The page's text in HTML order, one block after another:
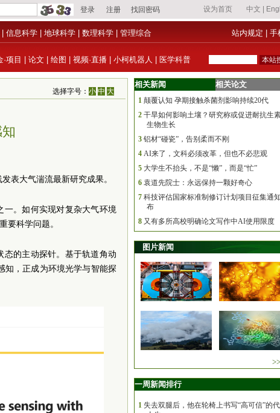
信息科学 地球科学 数理科学 管理综合 站内规定 手
·项目 论文 绘图 视频·直播 小柯机器人 医学科普
选择字号：小 中 大
表大气湍流最新研究成果。
一。如何实现对复杂大气环境
要科学问题。
态的主动探针。基于轨道角动
知，正成为环境光学与智能探
相关新闻 相关论文
1 颠覆认知 孕期接触杀菌剂影响持续20代
2 干旱如何影响土壤？研究称或促进耐抗生
生物生长
3 铝材“碰瓷”，告别柔而不刚
4 AI来了，文科必须改革，但也不必悲观
5 大学生不抬头，不是“懒”，而是“忙”
6 袁道先院士：永远保持一颗好奇心
7 科技评估国家标准制修订计划项目征集通
布
8 又有多所高校明确论文写作中AI使用限度
图片新闻
一周新闻排行
1 失去双腿后，他在轮椅上书写“高可信”的